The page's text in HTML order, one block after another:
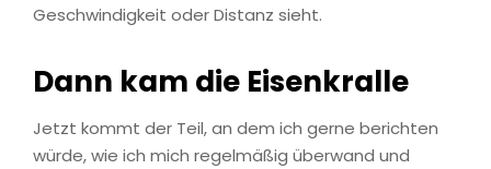
Geschwindigkeit oder Distanz sieht.
Dann kam die Eisenkralle
Jetzt kommt der Teil, an dem ich gerne berichten
würde, wie ich mich regelmäßig überwand und